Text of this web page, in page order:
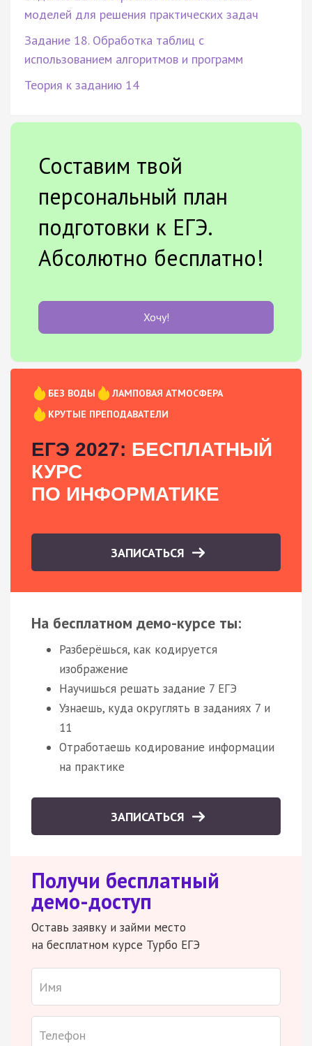
моделей для решения практических задач
Задание 18. Обработка таблиц с
использованием алгоритмов и программ
Теория к заданию 14
Составим твой
персональный план
подготовки к ЕГЭ.
Абсолютно бесплатно!
Хочу!
БЕЗ ВОДЫ
ЛАМПОВАЯ АТМОСФЕРА
КРУТЫЕ ПРЕПОДАВАТЕЛИ
ЕГЭ 2027: БЕСПЛАТНЫЙ
КУРС
ПО ИНФОРМАТИКЕ
ЗАПИСАТЬСЯ
На бесплатном демо-курсе ты:
Разберёшься, как кодируется
изображение
Научишься решать задание 7 ЕГЭ
Узнаешь, куда округлять в заданиях 7 и
11
Отработаешь кодирование информации
на практике
ЗАПИСАТЬСЯ
Получи бесплатный
демо-доступ
Оставь заявку и займи место
на бесплатном курсе Турбо ЕГЭ